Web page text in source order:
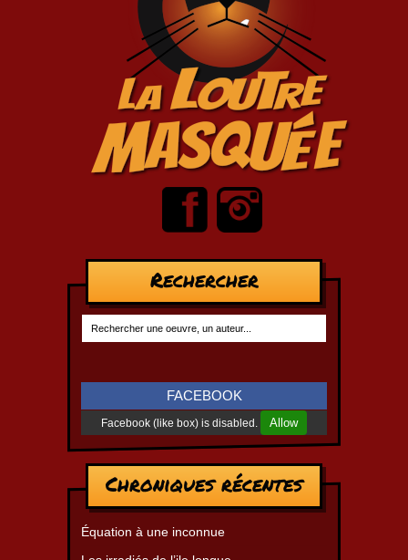
Rechercher
FACEBOOK
Facebook (like box) is disabled. Allow
Chroniques récentes
Équation à une inconnue